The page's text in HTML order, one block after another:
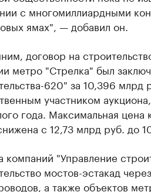
с многомиллиардными
ямах", — добавил он.
договор на
метро "Стрелка" был
620" за 10,396 млрд
участником
года. Максимальная цена
с 12,73 млрд руб. до
компаний "Управление
мостов-эстакад
а также объектов